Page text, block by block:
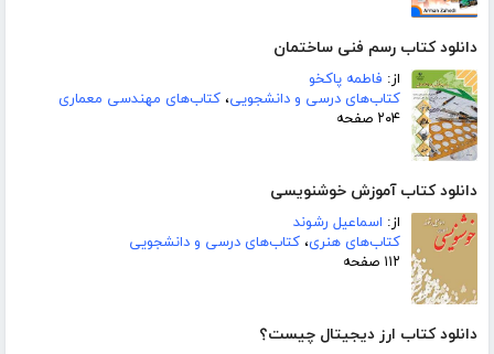
دانلود کتاب رسم فنی ساختمان
از: فاطمه پاکخو
کتاب‌های درسی و دانشجویی، کتاب‌های مهندسی معماری
۲۰۴ صفحه
دانلود کتاب آموزش خوشنویسی
از: اسماعیل رشوند
کتاب‌های هنری، کتاب‌های درسی و دانشجویی
۱۱۲ صفحه
دانلود کتاب ارز دیجیتال چیست؟